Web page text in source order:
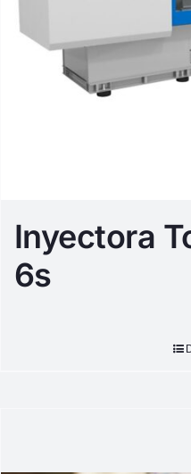
Inyectora
6s